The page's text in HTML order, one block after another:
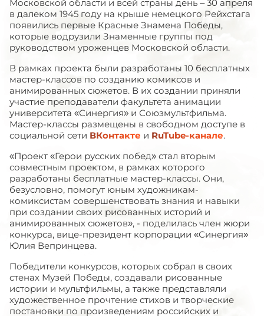
Московской области и всей страны день – 30 апреля
в далеком 1945 году на крыше немецкого Рейхстага
появились первые Красные Знамена Победы,
которые водрузили Знаменные группы под
руководством уроженцев Московской области.
В рамках проекта были разработаны 10 бесплатных
мастер-классов по созданию комиксов и
анимированных сюжетов. В их создании приняли
участие преподаватели факультета анимации
университета «Синергия» и Союзмультфильма.
Мастер-классы размещены в свободном доступе в
социальной сети ВКонтакте и RuTube-канале.
«Проект «Герои русских побед» стал вторым
совместным проектом, в рамках которого
разработаны бесплатные мастер-классы. Они,
безусловно, помогут юным художникам-
комиксистам совершенствовать знания и навыки
при создании своих рисованных историй и
анимированных сюжетов», - поделилась член жюри
конкурса, вице-президент корпорации «Синергия»
Юлия Вепринцева.
Победители конкурсов, которых собрал в своих
стенах Музей Победы, создавали рисованные
истории и мультфильмы, а также представляли
художественное прочтение стихов и творческие
постановки по произведениям российских и